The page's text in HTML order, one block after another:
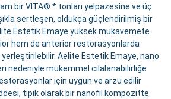
bir VITA® * tonları yelpazesine ve üç
sertleşen, oldukça güçlendirilmiş bir
Estetik Emaye yüksek mukavemete
hem de anterior restorasyonlarda
Aelite Estetik Emaye, nano
nedeniyle mükemmel cilalanabilirliğe
için uygun ve arzu edilir
tipik olarak bir nanofil kompozitte